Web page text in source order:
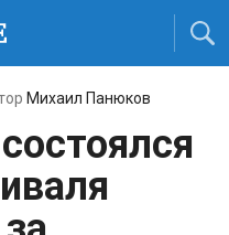
Михаил Панюков